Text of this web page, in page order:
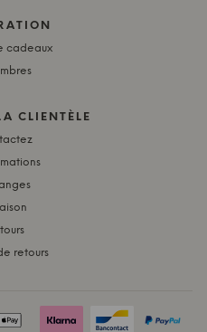
cadeaux
CLIENTÈLE
retours